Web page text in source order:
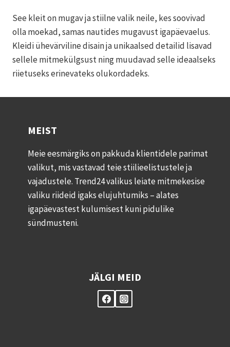
See kleit on mugav ja stiilne valik neile, kes soovivad
olla moekad, samas nautides mugavust igapäevaelus.
Kleidi ühevärviline disain ja unikaalsed detailid lisavad
sellele mitmekülgsust ning muudavad selle ideaalseks
riietuseks erinevateks olukordadeks.
MEIST
Meie eesmärgiks on pakkuda klientidele parimat
valikut, mis vastavad teie stiilieelistustele ja
vajadustele. Trend24 valikus leiate mitmekesise
valiku riideid igaks elujuhtumiks – alates
igapäevastest kulumisest kuni pidulike
sündmusteni.
JÄLGI MEID